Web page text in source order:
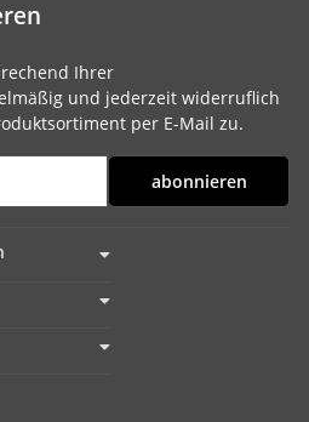
Ihrer
und jederzeit widerruflich
per E-Mail zu.
abonnieren